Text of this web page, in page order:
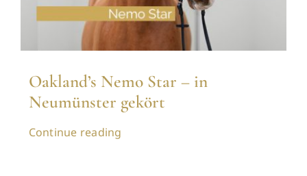
Oakland’s Nemo Star – in
Neumünster gekört
Continue reading